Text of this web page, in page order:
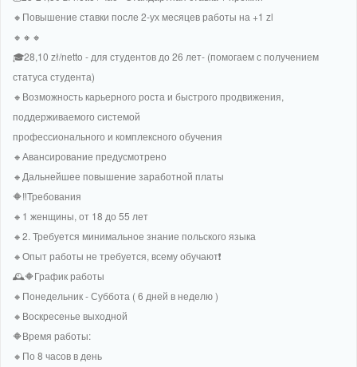
🔸Повышение ставки после 2-ух месяцев работы на +1 zl
🔸🔸🔸
🎓28,10 zł/netto - для студентов до 26 лет- (помогаем с получением
статуса студента)
🔸Возможность карьерного роста и быстрого продвижения,
поддерживаемого системой
профессионального и комплексного обучения
🔸Авансирование предусмотрено
🔸Дальнейшее повышение заработной платы
🔶‼Требования
🔸1 женщины, от 18 до 55 лет
🔸2. Требуется минимальное знание польского языка
🔸Опыт работы не требуется, всему обучают❗
🕰🔶График работы
🔸Понедельник - Суббота ( 6 дней в неделю )
🔸Воскресенье выходной
🔶Время работы:
🔸По 8 часов в день